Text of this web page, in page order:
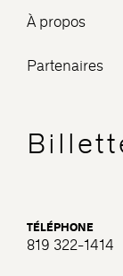
À propos
Partenaires
TÉLÉPHONE
819 322-1414